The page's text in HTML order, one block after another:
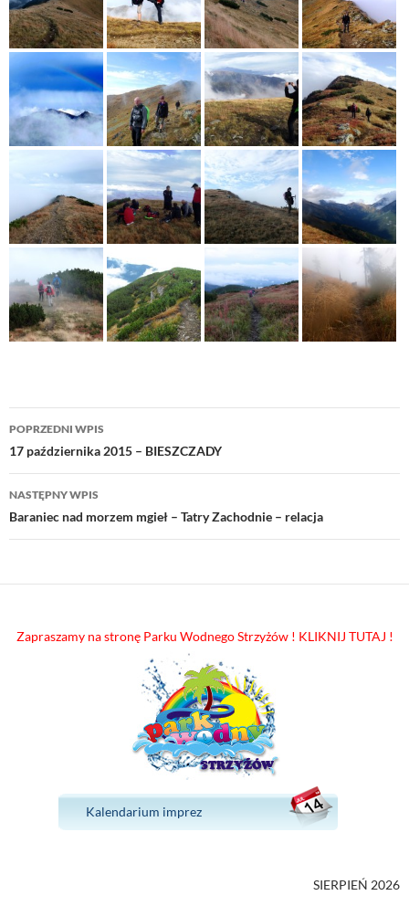
Nawigacja
wpisu
POPRZEDNI WPIS
17 października 2015 – BIESZCZADY
NASTĘPNY WPIS
Baraniec nad morzem mgieł – Tatry Zachodnie – relacja
Zapraszamy na stronę Parku Wodnego Strzyżów ! KLIKNIJ TUTAJ !
Kalendarium imprez
SIERPIEŃ 2026